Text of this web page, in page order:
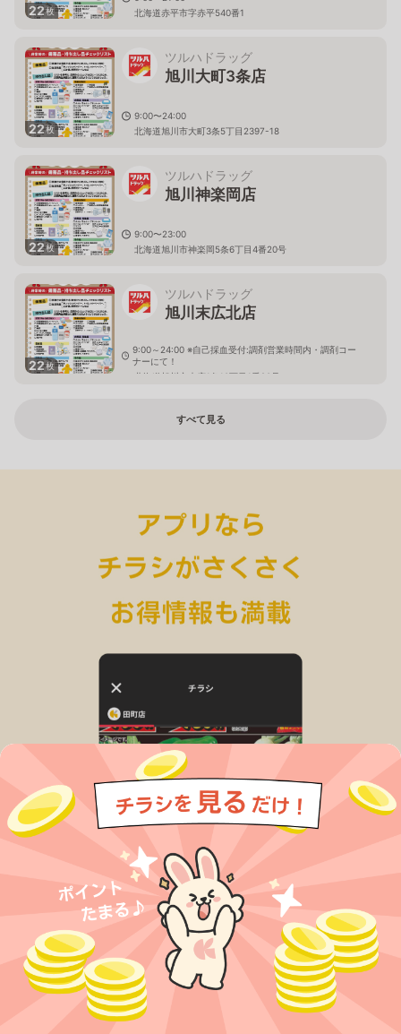
22枚
北海道赤平市字赤平540番1
22枚
ツルハドラッグ
旭川大町3条店
9:00〜24:00
北海道旭川市大町3条5丁目2397-18
22枚
ツルハドラッグ
旭川神楽岡店
9:00〜23:00
北海道旭川市神楽岡5条6丁目4番20号
22枚
ツルハドラッグ
旭川末広北店
9:00～24:00 ※自己採血受付:調剤営業時間内・調剤コー
ナーにて！
北海道旭川市末広1条10丁目1番20号
すべて見る